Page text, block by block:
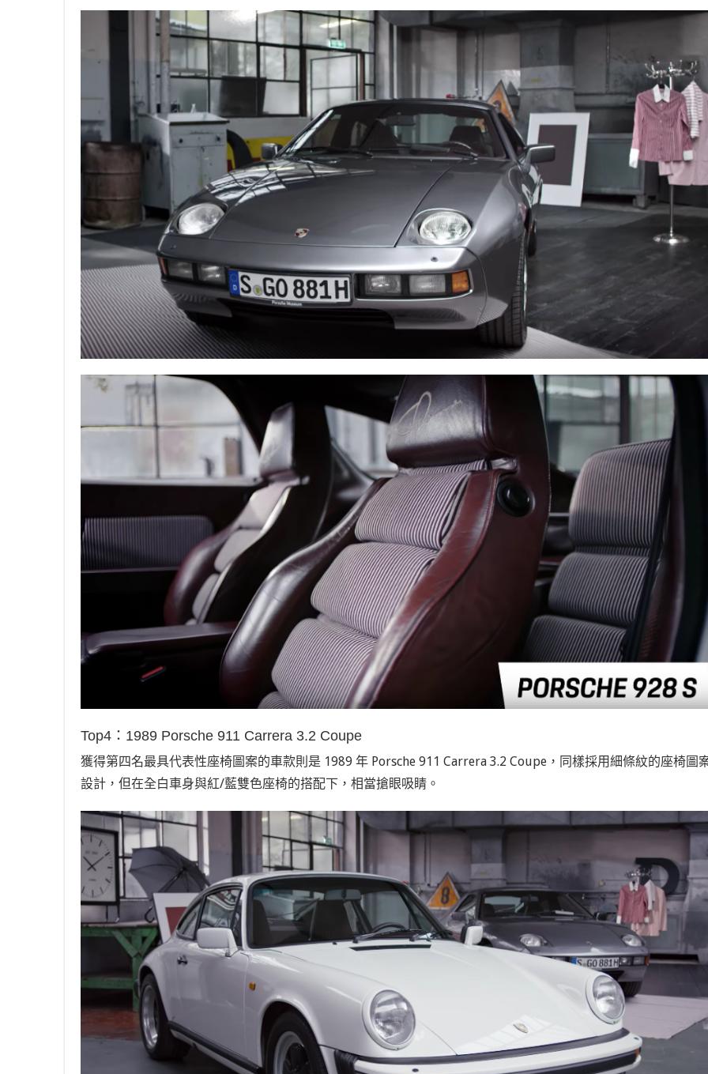
Top4 ： 1989 Porsche 911 Carrera 3.2 Coupe
獲得第四名最具代表性座椅圖案的車款則是 1989 年 Porsche 911 Carrera 3.2 Coupe ，同樣採用細條紋的座椅圖
設計，但在全白車身與紅/藍雙色座椅的搭配下，相當搶眼吸睛。